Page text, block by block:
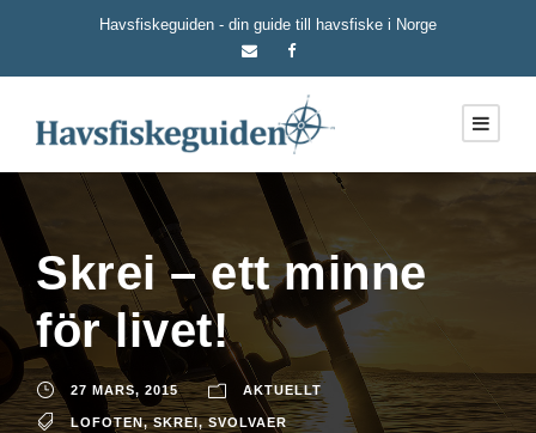
Havsfiskeguiden - din guide till havsfiske i Norge
Skrei – ett minne
för livet!
27 MARS, 2015 AKTUELLT
LOFOTEN, SKREI, SVOLVAER